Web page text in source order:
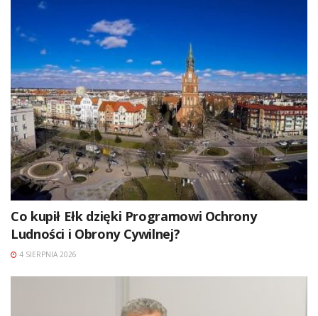
Co kupił Ełk dzięki Programowi Ochrony
Ludności i Obrony Cywilnej?
4 SIERPNIA 2026